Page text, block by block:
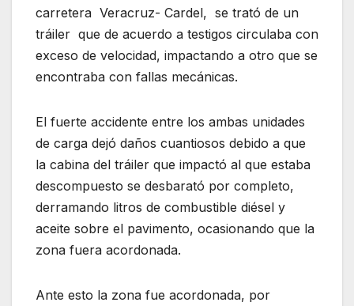
carretera Veracruz- Cardel, se trató de un
tráiler que de acuerdo a testigos circulaba con
exceso de velocidad, impactando a otro que se
encontraba con fallas mecánicas.
El fuerte accidente entre los ambas unidades
de carga dejó daños cuantiosos debido a que
la cabina del tráiler que impactó al que estaba
descompuesto se desbarató por completo,
derramando litros de combustible diésel y
aceite sobre el pavimento, ocasionando que la
zona fuera acordonada.
Ante esto la zona fue acordonada, por